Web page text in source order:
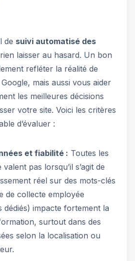
de suivi automatisé des
laisser au hasard. Un bon
refléter la réalité de
mais aussi vous aider
les meilleures décisions
votre site. Voici les critères
d’évaluer :
et fiabilité : Toutes les
pas lorsqu’il s’agit de
réel sur des mots-clés
de collecte employée
impacte fortement la
surtout dans des
selon la localisation ou